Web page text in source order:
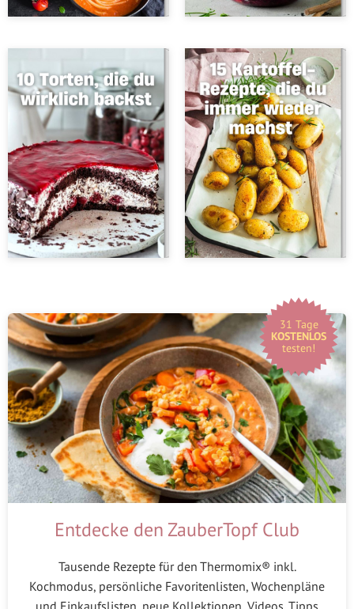
31 Tage
KOSTENLOS
testen!
Entdecke den ZauberTopf Club
Tausende Rezepte für den Thermomix® inkl.
Kochmodus, persönliche Favoritenlisten, Wochenpläne
und Einkaufslisten, neue Kollektionen, Videos, Tipps